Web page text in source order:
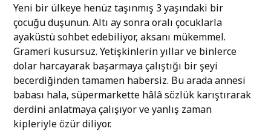
Yeni bir ülkeye henüz taşınmış 3 yaşındaki bir
çocuğu duşunun. Altı ay sonra oralı çocuklarla
ayaküstü sohbet edebiliyor, aksanı mükemmel.
Grameri kusursuz. Yetişkinlerin yıllar ve binlerce
dolar harcayarak başarmaya çalıştığı bir şeyi
becerdiğinden tamamen habersiz. Bu arada annesi
babası hala, süpermarkette hâlâ sözlük karıştırarak
derdini anlatmaya çalışıyor ve yanlış zaman
kipleriyle özür diliyor.